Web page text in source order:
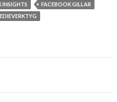
INSIGHTS
FACEBOOK GILLAR